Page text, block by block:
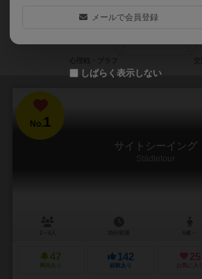
No.1
サイトシーイング
Städtetour
47
興味あり
142
経験あり
25
お気に入り
メールで会員登録
しばらく表示しない